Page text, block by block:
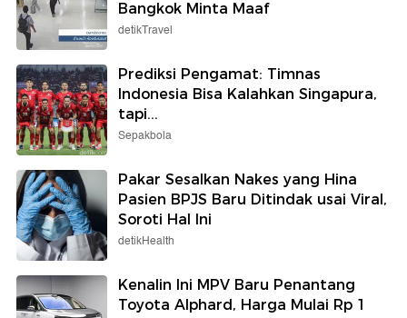
Bangkok Minta Maaf
detikTravel
Prediksi Pengamat: Timnas
Indonesia Bisa Kalahkan Singapura,
tapi...
Sepakbola
Pakar Sesalkan Nakes yang Hina
Pasien BPJS Baru Ditindak usai Viral,
Soroti Hal Ini
detikHealth
Kenalin Ini MPV Baru Penantang
Toyota Alphard, Harga Mulai Rp 1